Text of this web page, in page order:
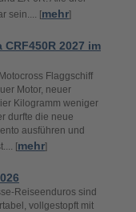
sein.... [mehr]
2027 im
Flaggschiff
Motor, neuer
Kilogramm weniger
durfte die neue
ausführen und
[mehr]
Reiseenduros sind
vollgestopft mit